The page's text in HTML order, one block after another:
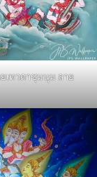
เทวดาชุมนุม ลาย